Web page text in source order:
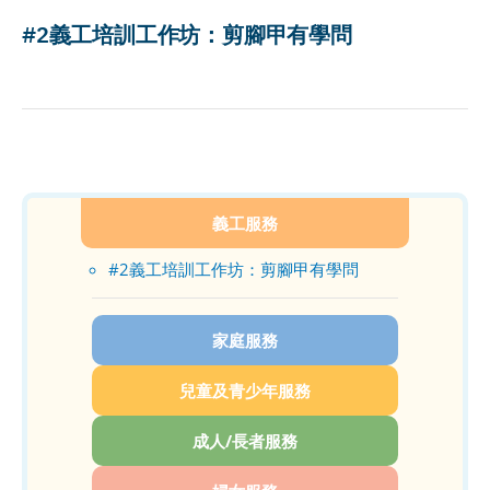
#2義工培訓工作坊：剪腳甲有學問
義工服務
#2義工培訓工作坊：剪腳甲有學問
家庭服務
兒童及青少年服務
成人/長者服務